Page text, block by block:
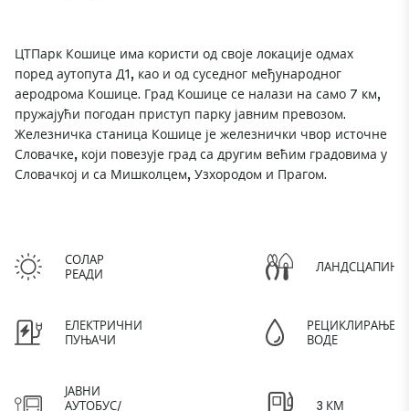
ЦТПарк Кошице има користи од своје локације одмах
поред аутопута Д1, као и од суседног међународног
аеродрома Кошице. Град Кошице се налази на само 7 км,
пружајући погодан приступ парку јавним превозом.
Железничка станица Кошице је железнички чвор источне
Словачке, који повезује град са другим већим градовима у
Словачкој и са Мишколцем, Узхородом и Прагом.
СОЛАР
РЕАДИ
ЛАНДСЦАПИНГ
ЕЛЕКТРИЧНИ
ПУЊАЧИ
РЕЦИКЛИРАЊЕ
ВОДЕ
ЈАВНИ
АУТОБУС/
3 КМ